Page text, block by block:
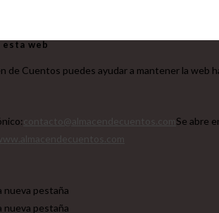
esta web
de Cuentos puedes ayudar a mantener la web
Se abre
nueva pestaña
nueva pestaña